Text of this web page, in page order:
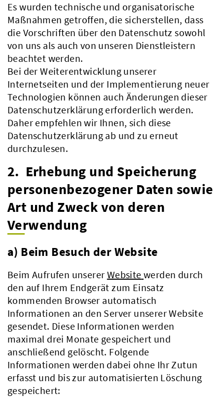
Es wurden technische und organisatorische
Maßnahmen getroffen, die sicherstellen, dass
die Vorschriften über den Datenschutz sowohl
von uns als auch von unseren Dienstleistern
beachtet werden.
Bei der Weiterentwicklung unserer
Internetseiten und der Implementierung neuer
Technologien können auch Änderungen dieser
Datenschutzerklärung erforderlich werden.
Daher empfehlen wir Ihnen, sich diese
Datenschutzerklärung ab und zu erneut
durchzulesen.
2. Erhebung und Speicherung
personenbezogener Daten sowie
Art und Zweck von deren
Verwendung
a) Beim Besuch der Website
Beim Aufrufen unserer Website werden durch
den auf Ihrem Endgerät zum Einsatz
kommenden Browser automatisch
Informationen an den Server unserer Website
gesendet. Diese Informationen werden
maximal drei Monate gespeichert und
anschließend gelöscht. Folgende
Informationen werden dabei ohne Ihr Zutun
erfasst und bis zur automatisierten Löschung
gespeichert: